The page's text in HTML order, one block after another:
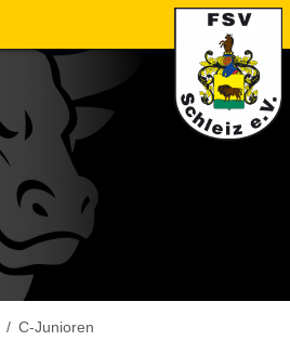
C-Junioren